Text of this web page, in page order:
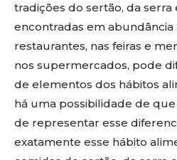
tradições do sertão, da
encontradas em abundância
restaurantes, nas feiras e
nos supermercados, pode
de elementos dos hábitos
há uma possibilidade de que
de representar esse
exatamente esse hábito